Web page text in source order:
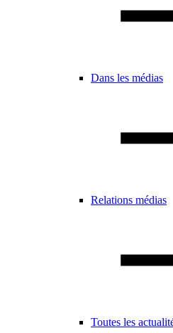
Dans les médias
Relations médias
Toutes les